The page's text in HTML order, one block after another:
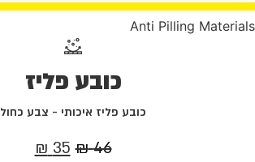
Anti Pilling Materials
כובע פליז
כובע פליז איכותי - צבע כחול
46
₪ המחיר
35
₪